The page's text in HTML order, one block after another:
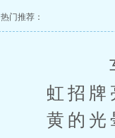
热门推荐：
车子
虹招
黄的光